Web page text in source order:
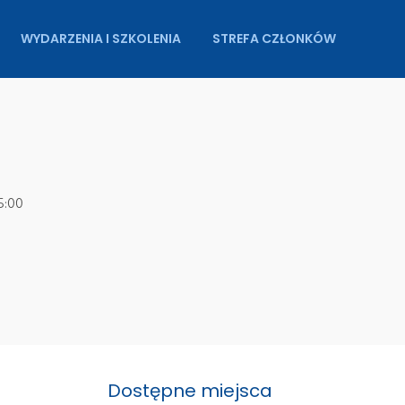
WYDARZENIA I SZKOLENIA STREFA CZŁONKÓW
Dostępne miejsca